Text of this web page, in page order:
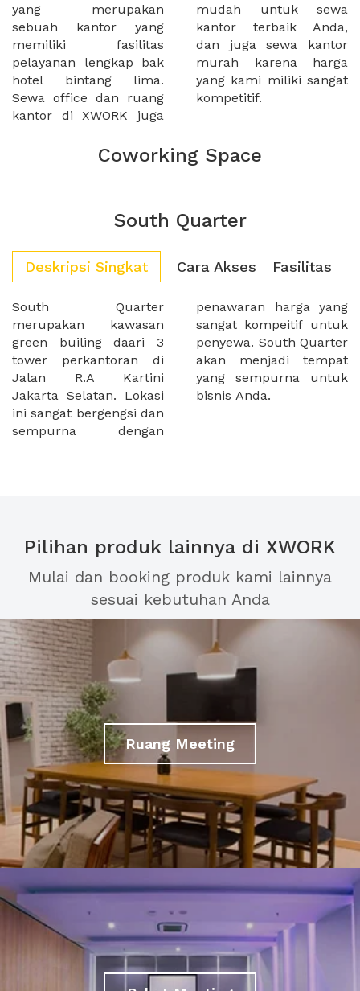
yang merupakan
sebuah kantor yang
memiliki fasilitas
pelayanan lengkap bak
hotel bintang lima.
Sewa office dan ruang
kantor di XWORK juga
mudah untuk sewa
kantor terbaik Anda,
dan juga sewa kantor
murah karena harga
yang kami miliki sangat
kompetitif.
Coworking Space
South Quarter
Deskripsi Singkat Cara Akses Fasilitas
South Quarter
merupakan kawasan
green builing daari 3
tower perkantoran di
Jalan R.A Kartini
Jakarta Selatan. Lokasi
ini sangat bergengsi dan
sempurna dengan
penawaran harga yang
sangat kompeitif untuk
penyewa. South Quarter
akan menjadi tempat
yang sempurna untuk
bisnis Anda.
Pilihan produk lainnya di XWORK
Mulai dan booking produk kami lainnya
sesuai kebutuhan Anda
Ruang Meeting